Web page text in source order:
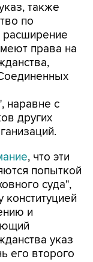
также
по
права на
наравне с
других
, что эти
попыткой
суда",
и
указ
его второго